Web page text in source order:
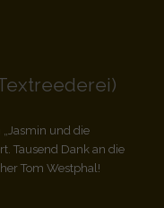
und die
Tausend Dank an die
Tom Westphal!